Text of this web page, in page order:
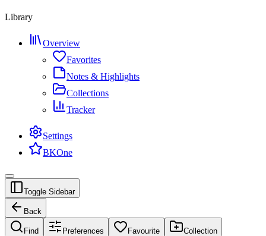
Library
Overview
Favorites
Notes & Highlights
Collections
Tracker
Settings
BKOne
Toggle Sidebar
Back
Find Preferences Favourite Collection